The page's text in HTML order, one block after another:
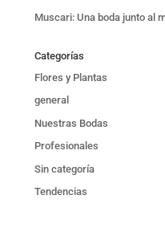
Muscari: Una boda junto al
Categorías
Flores y Plantas
general
Nuestras Bodas
Profesionales
Sin categoría
Tendencias